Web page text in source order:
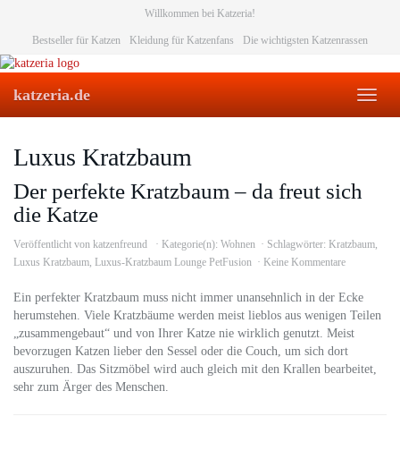
content
Willkommen bei Katzeria!
Bestseller für Katzen Kleidung für Katzenfans Die wichtigsten Katzenrassen
Toggle
katzeria.de
Luxus Kratzbaum
Der perfekte Kratzbaum – da freut sich
die Katze
Veröffentlicht von katzenfreund Kategorie(n): Wohnen Schlagwörter: Kratzbaum,
Luxus Kratzbaum, Luxus-Kratzbaum Lounge PetFusion Keine Kommentare
Ein perfekter Kratzbaum muss nicht immer unansehnlich in der Ecke
herumstehen. Viele Kratzbäume werden meist lieblos aus wenigen Teilen
„zusammengebaut“ und von Ihrer Katze nie wirklich genutzt. Meist
bevorzugen Katzen lieber den Sessel oder die Couch, um sich dort
auszuruhen. Das Sitzmöbel wird auch gleich mit den Krallen bearbeitet,
sehr zum Ärger des Menschen.